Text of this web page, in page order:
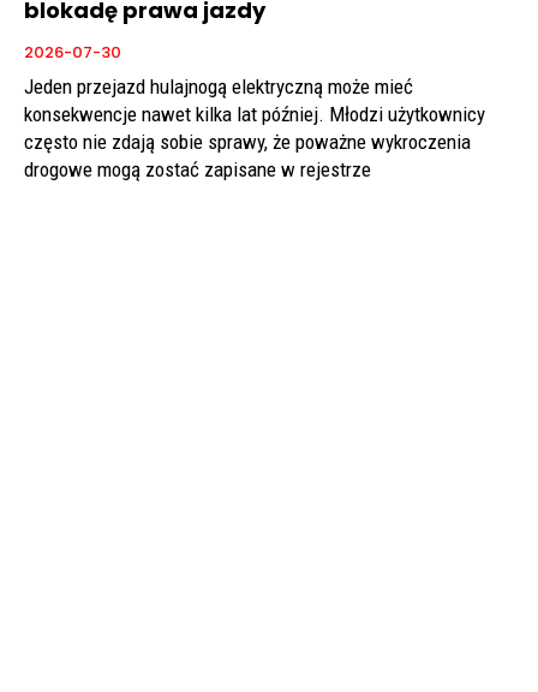
blokadę prawa jazdy
2026-07-30
Jeden przejazd hulajnogą elektryczną może mieć
konsekwencje nawet kilka lat później. Młodzi użytkownicy
często nie zdają sobie sprawy, że poważne wykroczenia
drogowe mogą zostać zapisane w rejestrze